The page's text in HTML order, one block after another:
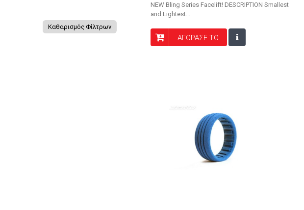
ROBITRONIC
Καθαρισμός Φίλτρων
NEW Bling Series Facelift! DESCRIPTION Smallest
and Lightest...
ΑΓΟΡΑΣΕ ΤΟ